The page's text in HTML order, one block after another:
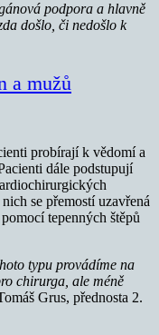
podpora a hlavně
došlo, či nedošlo k
a mužů
probírají k vědomí a
dále podstupují
se přemostí uzavřená
tepenných štěpů
typu provádíme na
chirurga, ale méně
Grus, přednosta 2.